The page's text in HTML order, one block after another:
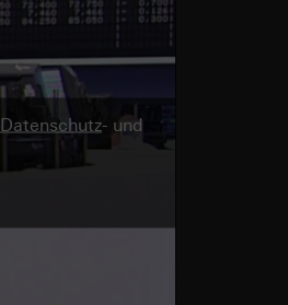
Datenschutz- und